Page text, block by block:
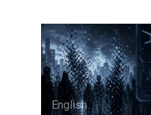
English